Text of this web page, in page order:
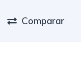
Comparar